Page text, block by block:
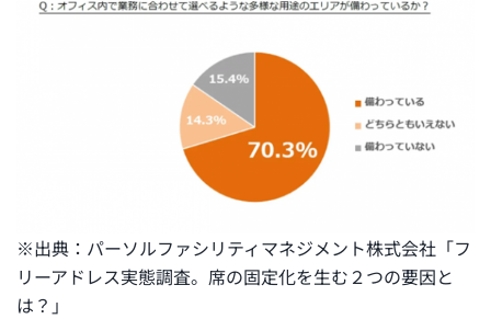
※出典：パーソルファシリティマネジメント株式会社「フ
リーアドレス実態調査。席の固定化を生む２つの要因と
は？」